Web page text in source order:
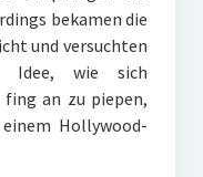
bekamen die
und versuchten
Idee, wie sich
an zu piepen,
Hollywood-